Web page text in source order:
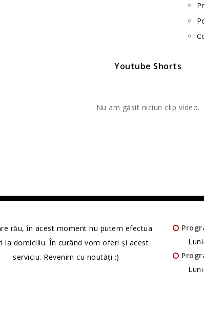
Youtube Shorts
Nu am găsit niciun clip video.
rău, în acest moment nu putem efectua
la domiciliu. În curând vom oferi și acest
serviciu. Revenim cu noutăți :)